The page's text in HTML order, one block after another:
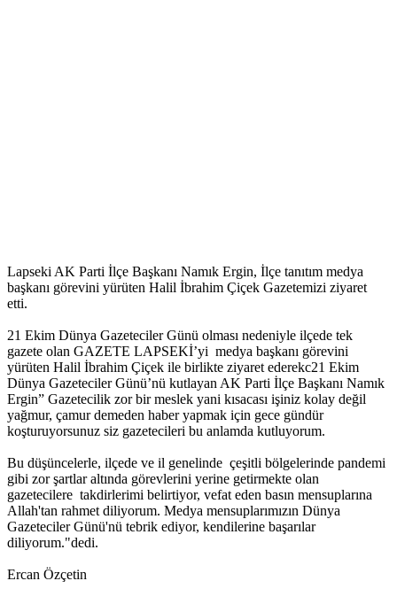
Lapseki AK Parti İlçe Başkanı Namık Ergin, İlçe tanıtım medya
başkanı görevini yürüten Halil İbrahim Çiçek Gazetemizi ziyaret
etti.
21 Ekim Dünya Gazeteciler Günü olması nedeniyle ilçede tek
gazete olan GAZETE LAPSEKİ’yi medya başkanı görevini
yürüten Halil İbrahim Çiçek ile birlikte ziyaret ederekc21 Ekim
Dünya Gazeteciler Günü’nü kutlayan AK Parti İlçe Başkanı Namık
Ergin” Gazetecilik zor bir meslek yani kısacası işiniz kolay değil
yağmur, çamur demeden haber yapmak için gece gündür
koşturuyorsunuz siz gazetecileri bu anlamda kutluyorum.
Bu düşüncelerle, ilçede ve il genelinde çeşitli bölgelerinde pandemi
gibi zor şartlar altında görevlerini yerine getirmekte olan
gazetecilere takdirlerimi belirtiyor, vefat eden basın mensuplarına
Allah'tan rahmet diliyorum. Medya mensuplarımızın Dünya
Gazeteciler Günü'nü tebrik ediyor, kendilerine başarılar
diliyorum."dedi.
Ercan Özçetin